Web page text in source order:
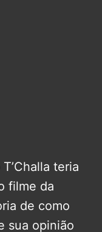
teria
filme da
de como
sua opinião